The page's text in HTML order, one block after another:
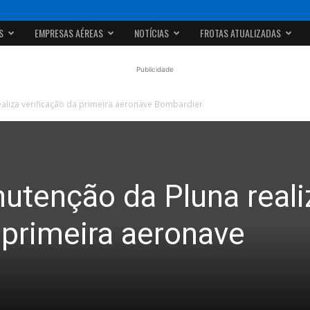
EMPRESAS AÉREAS NOTÍCIAS FROTAS ATUALIZADAS
Publicidade
verificação da primeira aeronave Bombardier
da Pluna
aeronave